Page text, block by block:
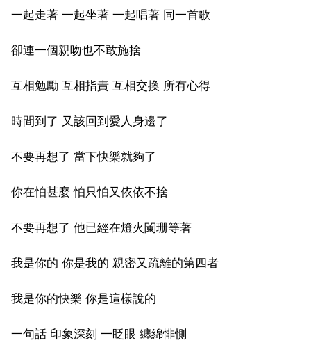
一起走著 一起坐著 一起唱著 同一首歌
卻連一個親吻也不敢施捨
互相勉勵 互相指責 互相交換 所有心得
時間到了 又該回到愛人身邊了
不要再想了 當下快樂就夠了
你在怕甚麼 怕只怕又依依不捨
不要再想了 他已經在燈火闌珊等著
我是你的 你是我的 親密又疏離的第四者
我是你的快樂 你是這樣說的
一句話 印象深刻 一眨眼 纏綿悱惻